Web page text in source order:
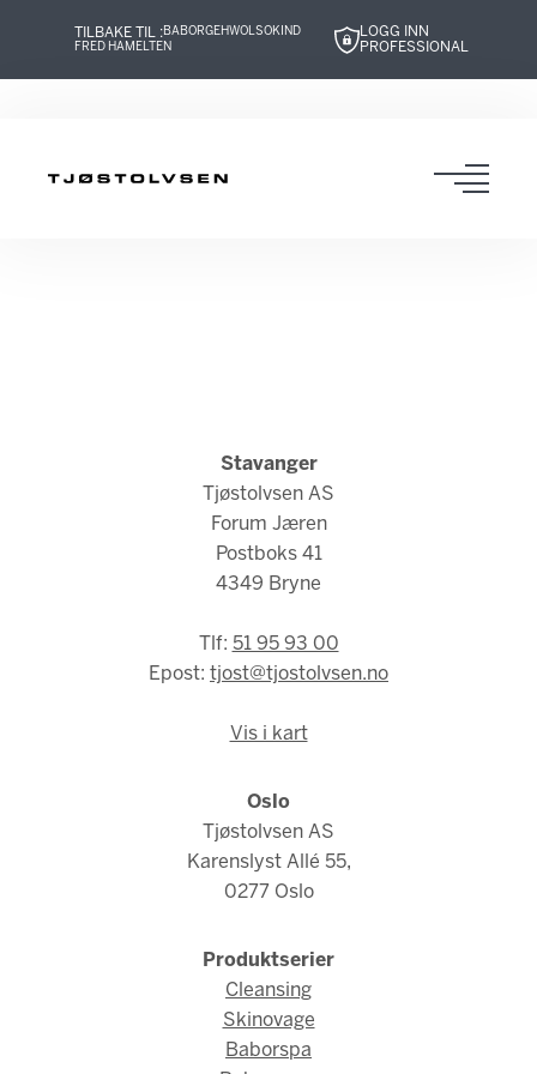
innhold
navigasjon
innhold
navigasjon
TILBAKE TIL :BABORGEHWOLSOKIND
FRED HAMELTEN
LOGG INN
PROFESSIONAL
Stavanger
Tjøstolvsen AS
Forum Jæren
Postboks 41
4349 Bryne
Tlf: 51 95 93 00
Epost: tjost@tjostolvsen.no
Vis i kart
Oslo
Tjøstolvsen AS
Karenslyst Allé 55,
0277 Oslo
Produktserier
Cleansing
Skinovage
Baborspa